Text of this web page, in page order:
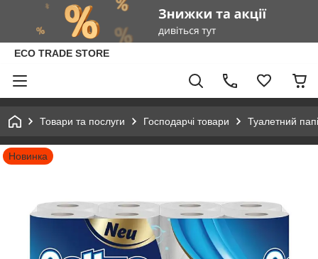
ECO TRADE STORE
Товари та послуги Господарчі товари Туалетний
Новинка